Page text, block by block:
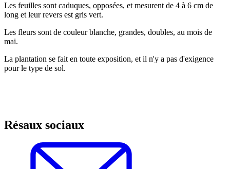
Les feuilles sont caduques, opposées, et mesurent de 4 à 6 cm de
long et leur revers est gris vert.
Les fleurs sont de couleur blanche, grandes, doubles, au mois de
mai.
La plantation se fait en toute exposition, et il n'y a pas d'exigence
pour le type de sol.
Résaux sociaux